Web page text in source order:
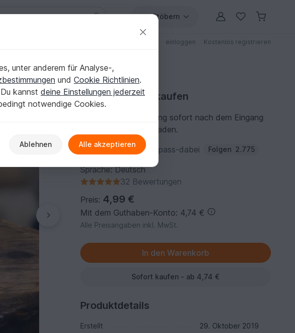
Stöbern
einloggen Kostenlos registrieren
Häkelanleitung kaufen
Du kannst die Anleitung sofort nach dem Eingang
der Zahlung herunterladen.
Autor: Haekelei-mit-Spass-dabei Folgen 2.775
Sprache: Deutsch
32 Bewertungen
Preis: 4,99 €
Mit dem Guthaben-Konto: 4,74 €
Alle Preisangaben inkl. MwSt.
Sofort kaufen - ab 4,74 €
Produktdetails
Erstellt
29. Oktober 2019
unter anderem für Analyse-,
und Cookie Richtlinien.
kannst deine Einstellungen jederzeit
notwendige Cookies.
Ablehnen Alle akzeptieren